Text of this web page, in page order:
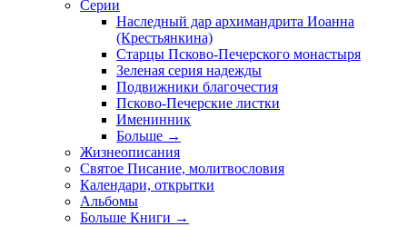
Серии
Наследный дар архимандрита Иоанна
(Крестьянкина)
Старцы Псково-Печерского монастыря
Зеленая серия надежды
Подвижники благочестия
Псково-Печерские листки
Именинник
Больше →
Жизнеописания
Святое Писание, молитвословия
Календари, открытки
Альбомы
Больше Книги →